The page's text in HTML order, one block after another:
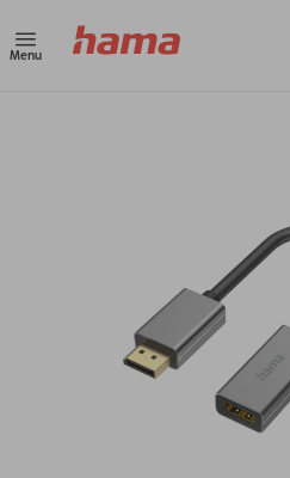
Menu